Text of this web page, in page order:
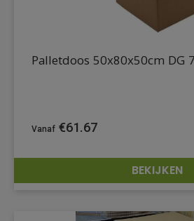
Palletdoos 50x80x50cm DG
€61.67
BEKIJKEN